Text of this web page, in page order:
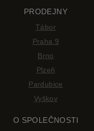
PRODEJNY
Tábor
Praha 9
Brno
Plzeň
Pardubice
Vyškov
O SPOLEČNOSTI